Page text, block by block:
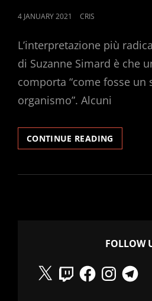
POSTED
4 JANUARY 2021 CRIS
L’interpretazione più
di Suzanne Simard è che
comporta “come fosse un
organismo”. Alcuni
CONTINUE READING
#2
VITA
FOLLOW
X
TwitchFacebookInstagram